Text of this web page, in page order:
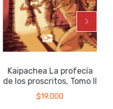
Kaipachea La profecía
de los proscritos, Tomo II
19.000